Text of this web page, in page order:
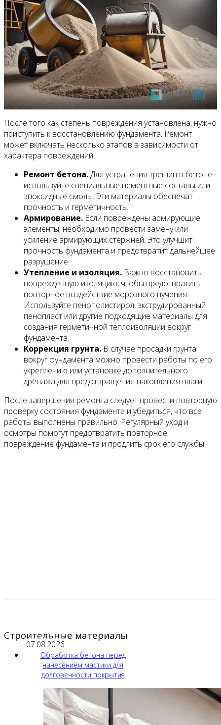
После того как степень повреждения установлена, нужно
приступить к восстановлению фундамента. Ремонт
может включать несколько этапов в зависимости от
характера повреждений.
Ремонт бетона.Для устранения трещин в бетоне
используйте специальные цементные составы или
эпоксидные смолы. Эти материалы обеспечат
прочность и герметичность.
Армирование. Если повреждены армирующие
элементы, необходимо провести замену или
усиление армирующих стержней. Это улучшит
прочность фундамента и предотвратит дальнейшее
разрушение.
Утепление и изоляция. Важно восстановить
поврежденную изоляцию, чтобы предотвратить
повторное воздействие морозного пучения.
Используйте пенополистирол, экструдированный
пенопласт или другие подходящие материалы для
создания герметичной теплоизоляции вокруг
фундамента.
Коррекция грунта. В случае просадки грунта
вокруг фундамента можно провести работы по его
укреплению или установке дополнительного
дренажа для предотвращения накопления влаги.
После завершения ремонта следует провести повторную
проверку состояния фундамента и убедиться, что все
работы выполнены правильно. Регулярный уход и
осмотры помогут предотвратить повторное
повреждение фундамента и продлить срок его службы.
Строительные материалы
07.08.2026
Обработка бетона перед
нанесением мастики для
долговечности покрытия